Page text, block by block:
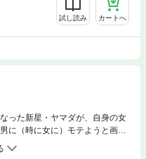
試し読み カートへ
った新星・ヤマダが、自身の女
に（時に女に）モテようと画策
こす。空元気な日々に苦笑!?